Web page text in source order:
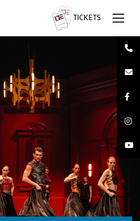
TICKETS